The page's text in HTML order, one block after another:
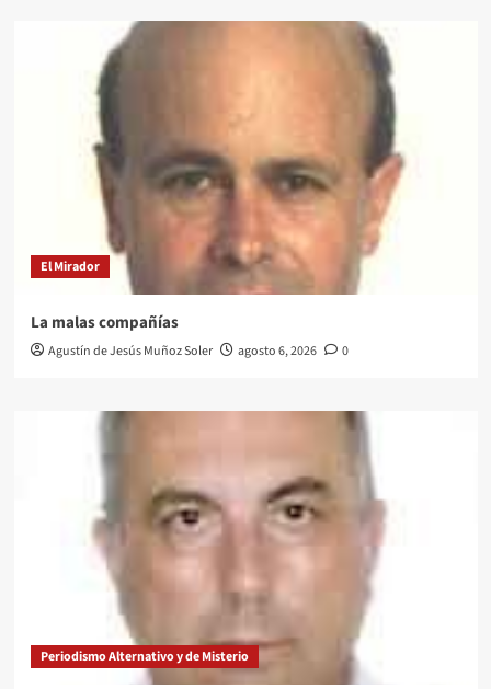
El Mirador
La malas compañías
Agustín de Jesús Muñoz Soler agosto 6, 2026 0
Periodismo Alternativo y de Misterio